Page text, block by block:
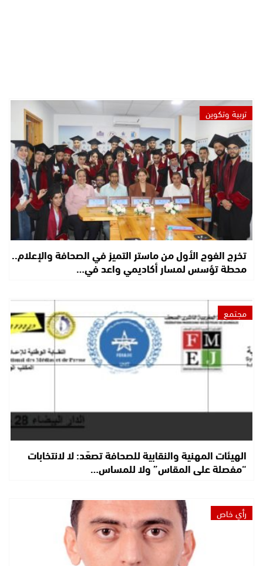
تربية وتكوين
تخرج الفوج الأول من ماستر التميز في الصحافة والإعلام..
محطة تؤسس لمسار أكاديمي واعد في…
مجتمع
الهيئات المهنية والنقابية للصحافة تصعّد: لا لانتخابات
“مفصلة على المقاس” ولا للمساس…
رأي خاص